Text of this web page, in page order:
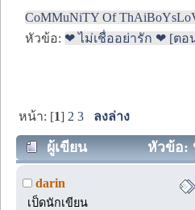
CoMMuNiTY Of
หัวข้อ:❤ ไม่เชื่ออย่ารัก ❤ [ตอ
หน้า: [1] 2 3 ลงล่าง
ผู้เขียน หัวข้อ:
darin
เป็ดนักเขียน